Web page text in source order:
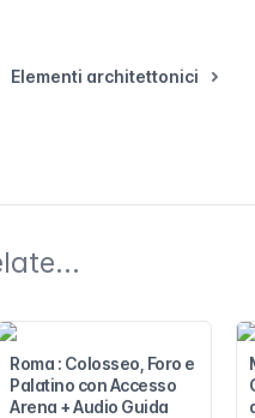
Elementi architettonici
Roma : Colosseo, Foro e
Palatino con Accesso
Arena + Audio Guida